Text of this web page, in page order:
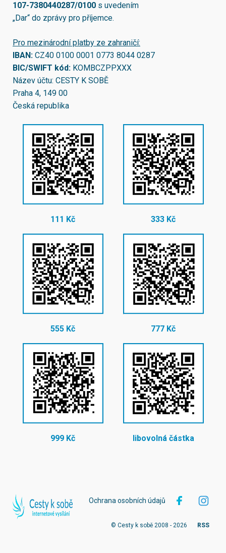
107-7380440287/0100 s uvedením
„Dar“ do zprávy pro příjemce.
Pro mezinárodní platby ze zahraničí:
IBAN: CZ40 0100 0001 0773 8044 0287
BIC/SWIFT kód: KOMBCZPPXXX
Název účtu: CESTY K SOBĚ
Praha 4, 149 00
Česká republika
111 Kč 333 Kč
555 Kč 777 Kč
999 Kč libovolná částka
Ochrana osobních údajů
© Cesty k sobě 2008 - 2026 RSS